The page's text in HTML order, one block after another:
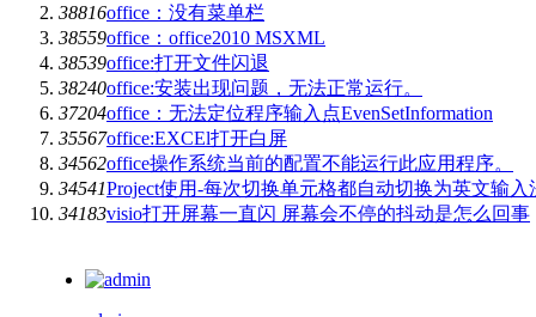
38816office：没有菜单栏
38559office：office2010 MSXML
38539office:打开文件闪退
38240office:安装出现问题，无法正常运行。
37204office：无法定位程序输入点EvenSetInformation
35567office:EXCEl打开白屏
34562office操作系统当前的配置不能运行此应用程序。
34541Project使用-每次切换单元格都自动切换为英文输入
34183visio打开屏幕一直闪 屏幕会不停的抖动是怎么回事